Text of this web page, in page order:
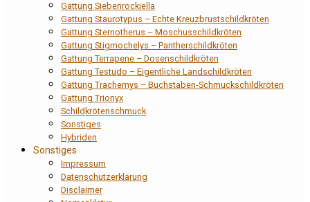
Gattung Siebenrockiella
Gattung Staurotypus – Echte Kreuzbrustschildkröten
Gattung Sternotherus – Moschusschildkröten
Gattung Stigmochelys – Pantherschildkröten
Gattung Terrapene – Dosenschildkröten
Gattung Testudo – Eigentliche Landschildkröten
Gattung Trachemys – Buchstaben-Schmuckschildkröten
Gattung Trionyx
Schildkrötenschmuck
Sonstiges
Hybriden
Sonstiges
Impressum
Datenschutzerklärung
Disclaimer